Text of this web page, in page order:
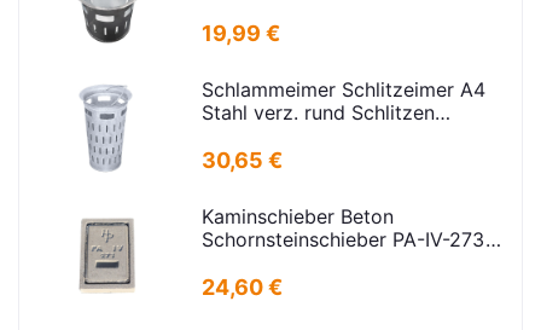
19,99 €
Schlammeimer Schlitzeimer A4
Stahl verz. rund Schlitzen
30,65 €
Kaminschieber Beton
Schornsteinschieber PA-IV-273
16,5x24,5cm
24,60 €